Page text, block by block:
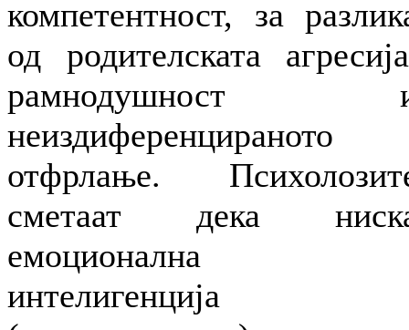
компетентност, за
од родителската
рамнодушност
неиздиференцираното
отфрлање.
сметаат дека
емоционална
интелигенција